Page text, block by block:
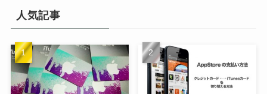
人気記事